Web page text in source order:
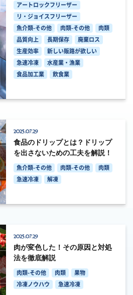
アートロックフリーザー
リ・ジョイスフリーザー
魚介類-その他
肉類-その他
肉類
品質向上
長期保存
廃棄ロス
生産効率
新しい販路が欲しい
急速冷凍
水産業・漁業
食品加工業
飲食業
2025.07.29
食品のドリップとは？ドリップ
を出さないための工夫を解説！
魚介類-その他 肉類-その他
肉類
急速冷凍
解凍
2025.07.29
肉が変色した！その原因と対処
法を徹底解説
肉類-その他 肉類
果物
冷凍ノウハウ
急速冷凍